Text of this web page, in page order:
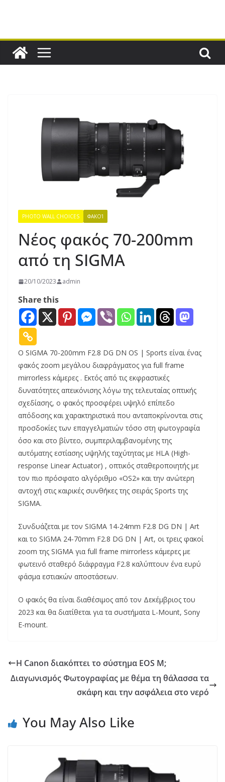
PHOTO WALL CHOICES ΦΑΚΟΊ
Νέος φακός 70-200mm
από τη SIGMA
20/10/2023 admin
Share this
Ο SIGMA 70-200mm F2.8 DG DN OS | Sports είναι ένας
φακός zoom μεγάλου διαφράγματος για full frame
mirrorless κάμερες . Εκτός από τις εκφραστικές
δυνατότητες απεικόνισης λόγω της τελευταίας οπτικής
σχεδίασης, ο φακός προσφέρει υψηλό επίπεδο
απόδοσης και χαρακτηριστικά που ανταποκρίνονται στις
προσδοκίες των επαγγελματιών τόσο στη φωτογραφία
όσο και στο βίντεο, συμπεριλαμβανομένης της
αυτόματης εστίασης υψηλής ταχύτητας με HLA (High-
response Linear Actuator) , οπτικός σταθεροποιητής με
τον πιο πρόσφατο αλγόριθμο «OS2» και την ανώτερη
αντοχή στις καιρικές συνθήκες της σειράς Sports της
SIGMA.
Συνδυάζεται με τον SIGMA 14-24mm F2.8 DG DN | Art
και το SIGMA 24-70mm F2.8 DG DN | Art, οι τρεις φακοί
zoom της SIGMA για full frame mirrorless κάμερες με
φωτεινό σταθερό διάφραγμα F2.8 καλύπτουν ένα ευρύ
φάσμα εστιακών αποστάσεων.
Ο φακός θα είναι διαθέσιμος από τον Δεκέμβριος του
2023 και θα διατίθεται για τα συστήματα L-Mount, Sony
E-mount.
Η Canon διακόπτει το σύστημα EOS M;
Διαγωνισμός Φωτογραφίας με θέμα τη θάλασσα τα
σκάφη και την ασφάλεια στο νερό
You May Also Like